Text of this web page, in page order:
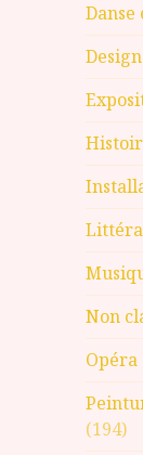
Design
Non
Opéra
(194)